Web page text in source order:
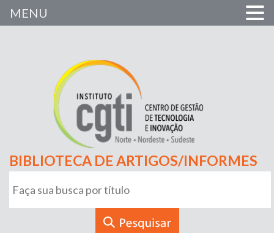
BIBLIOTECA DE ARTIGOS/INFORMES
MENU